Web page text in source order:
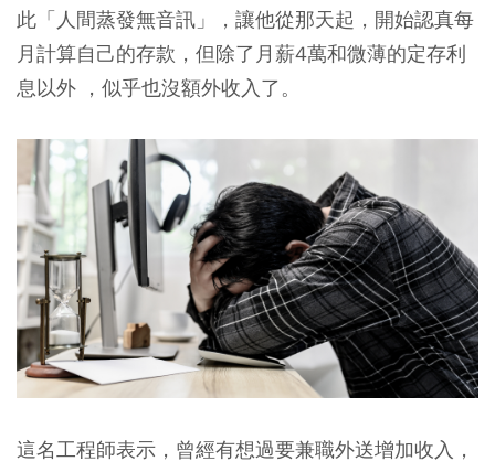
此「人間蒸發無音訊」，讓他從那天起，開始認真每
月計算自己的存款，但除了月薪4萬和微薄的定存利
息以外 ，似乎也沒額外收入了。
這名工程師表示，曾經有想過要兼職外送增加收入，